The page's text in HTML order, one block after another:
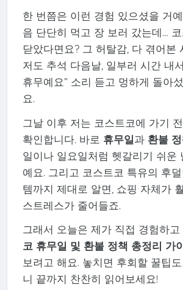
한 번쯤은 이런 경험 있으셨을 거
음 단단히 먹고 장 보러 갔는데…
닫았다면요? 그 허탈감, 다 겪어본
저도 추석 다음날, 일부러 시간 내
휴무예요” 소리 듣고 멍하게 돌아
요.
그날 이후 저는 코스트코에 가기
확인합니다. 바로 휴무일과 환불
일이나 일요일처럼 헷갈리기 쉬운
예요. 그리고 코스트코 특유의 후
템까지 제대로 알면, 쇼핑 자체가
스트레스가 줄어들죠.
그래서 오늘은 제가 직접 경험하고
코 휴무일 및 환불 정책 총정리 가
보려고 해요. 놓치면 후회할 꿀팁
니 끝까지 찬찬히 읽어보세요!